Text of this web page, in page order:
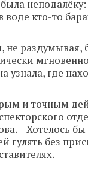
кто-то
раздумывая,
где
и точным
– Хотелось
гулять без
.